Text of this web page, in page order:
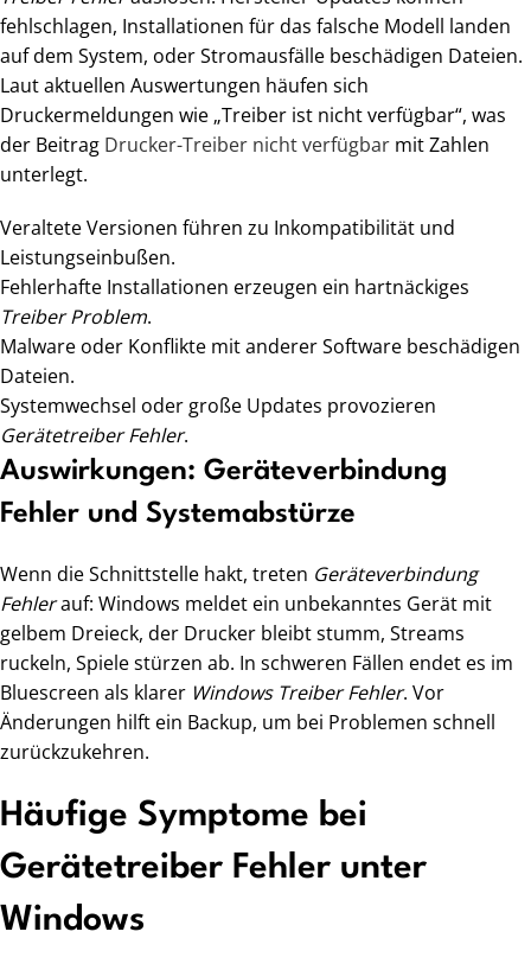
fehlschlagen, Installationen für das falsche Modell landen
auf dem System, oder Stromausfälle beschädigen Dateien.
Laut aktuellen Auswertungen häufen sich
Druckermeldungen wie „Treiber ist nicht verfügbar“, was
der Beitrag Drucker-Treiber nicht verfügbar mit Zahlen
unterlegt.
Veraltete Versionen führen zu Inkompatibilität und
Leistungseinbußen.
Fehlerhafte Installationen erzeugen ein hartnäckiges
Treiber Problem.
Malware oder Konflikte mit anderer Software beschädigen
Dateien.
Systemwechsel oder große Updates provozieren
Gerätetreiber Fehler.
Auswirkungen: Geräteverbindung
Fehler und Systemabstürze
Wenn die Schnittstelle hakt, treten Geräteverbindung
Fehlerauf: Windows meldet ein unbekanntes Gerät mit
gelbem Dreieck, der Drucker bleibt stumm, Streams
ruckeln, Spiele stürzen ab. In schweren Fällen endet es im
Bluescreen als klarer Windows Treiber Fehler. Vor
Änderungen hilft ein Backup, um bei Problemen schnell
zurückzukehren.
Häufige Symptome bei
Gerätetreiber Fehler unter
Windows